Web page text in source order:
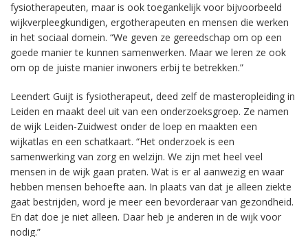
fysiotherapeuten, maar is ook toegankelijk voor bijvoorbeeld
wijkverpleegkundigen, ergotherapeuten en mensen die werken
in het sociaal domein. “We geven ze gereedschap om op een
goede manier te kunnen samenwerken. Maar we leren ze ook
om op de juiste manier inwoners erbij te betrekken.”
Leendert Guijt is fysiotherapeut, deed zelf de masteropleiding in
Leiden en maakt deel uit van een onderzoeksgroep. Ze namen
de wijk Leiden-Zuidwest onder de loep en maakten een
wijkatlas en een schatkaart. “Het onderzoek is een
samenwerking van zorg en welzijn. We zijn met heel veel
mensen in de wijk gaan praten. Wat is er al aanwezig en waar
hebben mensen behoefte aan. In plaats van dat je alleen ziekte
gaat bestrijden, word je meer een bevorderaar van gezondheid.
En dat doe je niet alleen. Daar heb je anderen in de wijk voor
nodig.”